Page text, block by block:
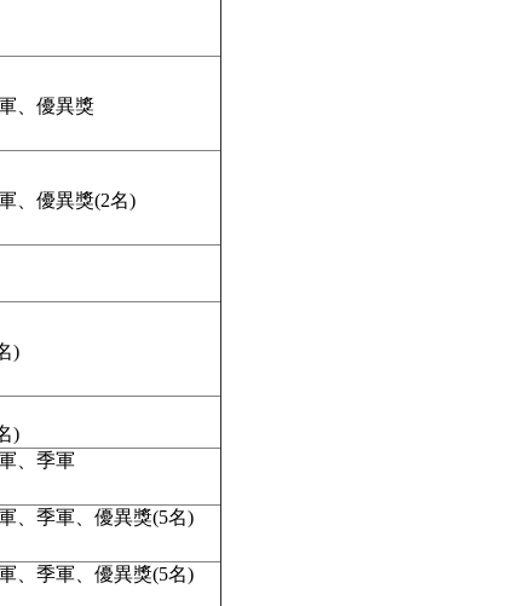
、優異獎
、優異獎(2名)
)
)
、季軍
、季軍、優異獎(5名)
、季軍、優異獎(5名)